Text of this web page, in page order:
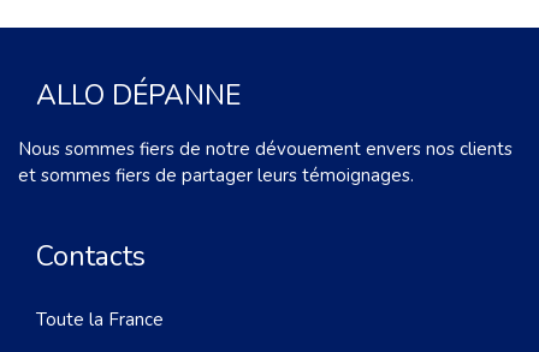
ALLO DÉPANNE
Nous sommes fiers de notre dévouement envers nos clients
et sommes fiers de partager leurs témoignages.
Contacts
Toute la France